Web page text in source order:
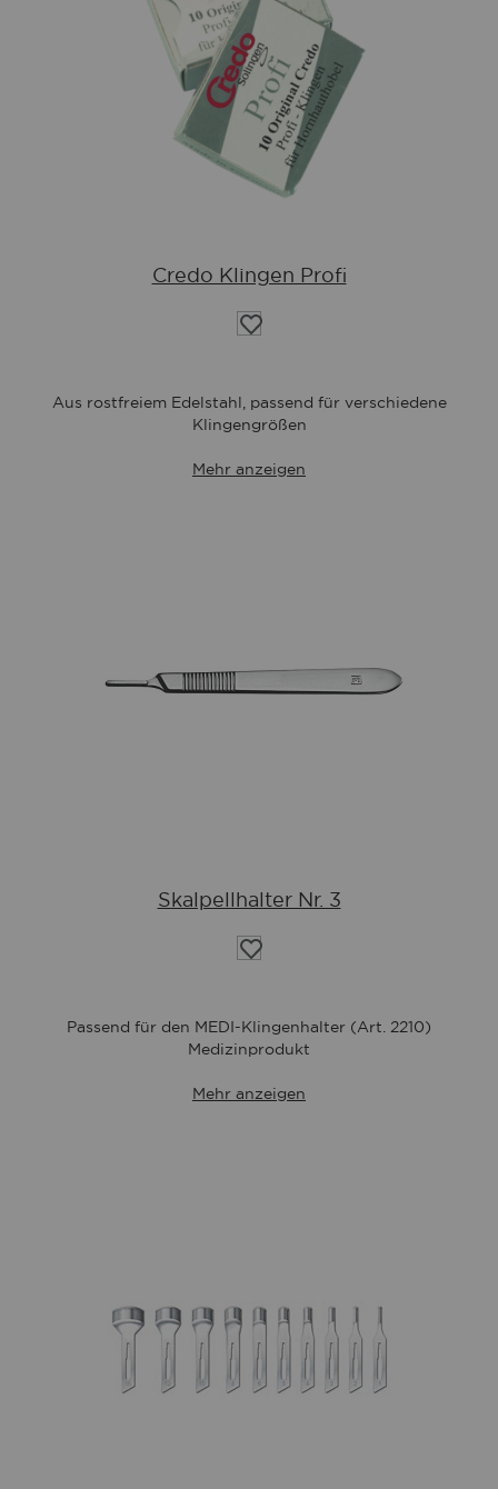
Credo Klingen Profi
Auf
die
Aus rostfreiem Edelstahl, passend für verschiedene
Klingengrößen
Mehr anzeigen
Skalpellhalter Nr. 3
Auf
die
Passend für den MEDI-Klingenhalter (Art. 2210)
Medizinprodukt
Mehr anzeigen